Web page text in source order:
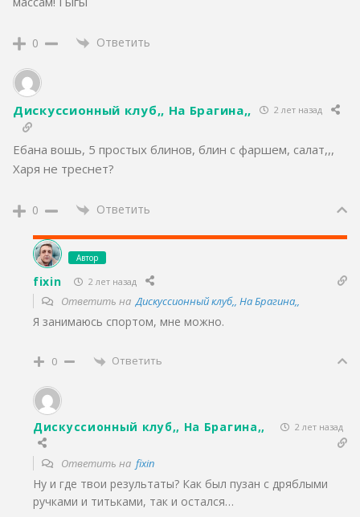
0 Ответить
Дискуссионный клуб,, На Брагина,, 2 лет назад
Ебана вошь, 5 простых блинов, блин с фаршем, салат,,,
Харя не треснет?
0 Ответить
Автор
fixin 2 лет назад
Ответить наДискуссионный клуб,, На Брагина,,
Я занимаюсь спортом, мне можно.
0 Ответить
Дискуссионный клуб,, На Брагина,, 2 лет назад
Ответить на fixin
Ну и где твои результаты? Как был пузан с дряблыми
ручками и титьками, так и остался…